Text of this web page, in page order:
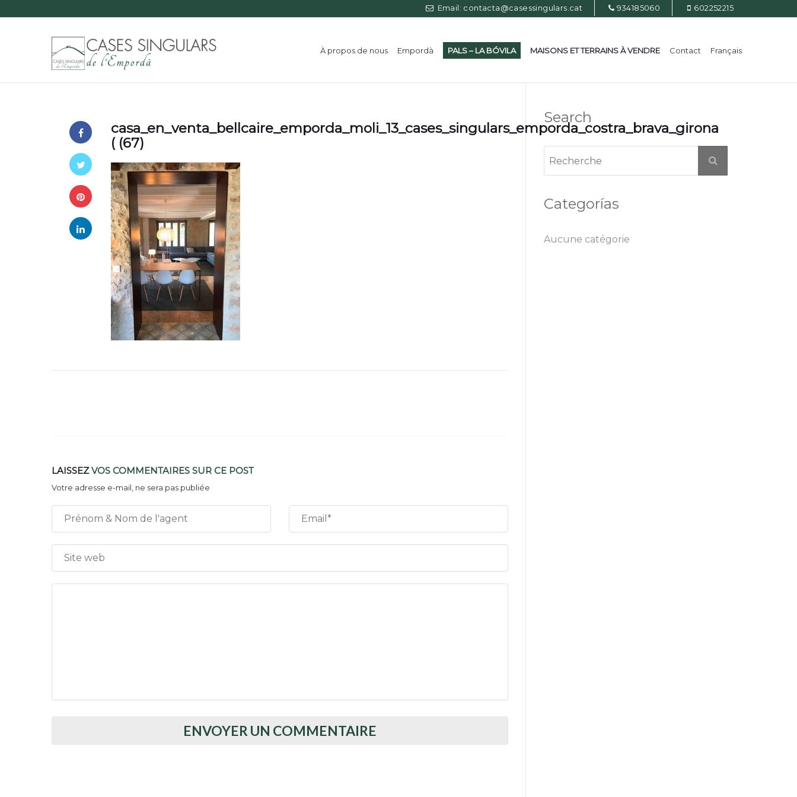
Email: contacta@casessingulars.cat 934185060 602252215
À propos de nous Empordà PALS – LA BÓVILA MAISONS ET TERRAINS À VENDRE Contact Français
casa_en_venta_bellcaire_emporda_moli_13_cases_singulars_emporda_costra_brava_girona
( (67)
LAISSEZVOS COMMENTAIRES SUR CE POST
Votre adresse e-mail, ne sera pas publiée
Search
Categorías
Aucune catégorie